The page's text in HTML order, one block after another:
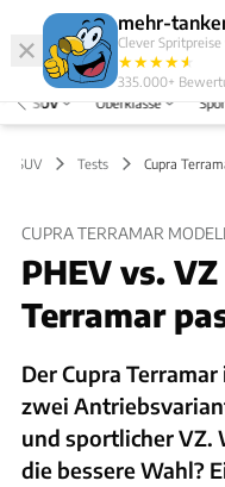
mehr-
Clever
★★★★★
★
335.000+
SUV Oberklasse
SUV Tests Cupra
CUPRA TERRAMAR
PHEV vs.
Terramar
Der Cupra
zwei
und sportlicher VZ.
die bessere Wahl?